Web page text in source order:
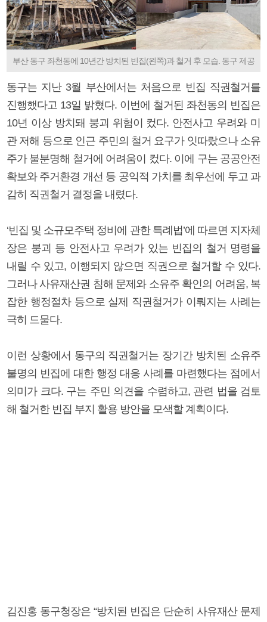
부산 동구 좌천동에 10년간 방치된 빈집(왼쪽)과 철거 후 모습. 동구 제공
동구는 지난 3월 부산에서는 처음으로 빈집 직권철거를
진행했다고 13일 밝혔다. 이번에 철거된 좌천동의 빈집은
10년 이상 방치돼 붕괴 위험이 컸다. 안전사고 우려와 미
관 저해 등으로 인근 주민의 철거 요구가 잇따랐으나 소유
주가 불분명해 철거에 어려움이 컸다. 이에 구는 공공안전
확보와 주거환경 개선 등 공익적 가치를 최우선에 두고 과
감히 직권철거 결정을 내렸다.
‘빈집 및 소규모주택 정비에 관한 특례법’에 따르면 지자체
장은 붕괴 등 안전사고 우려가 있는 빈집의 철거 명령을
내릴 수 있고, 이행되지 않으면 직권으로 철거할 수 있다.
그러나 사유재산권 침해 문제와 소유주 확인의 어려움, 복
잡한 행정절차 등으로 실제 직권철거가 이뤄지는 사례는
극히 드물다.
이런 상황에서 동구의 직권철거는 장기간 방치된 소유주
불명의 빈집에 대한 행정 대응 사례를 마련했다는 점에서
의미가 크다. 구는 주민 의견을 수렴하고, 관련 법을 검토
해 철거한 빈집 부지 활용 방안을 모색할 계획이다.
김진홍 동구청장은 “방치된 빈집은 단순히 사유재산 문제